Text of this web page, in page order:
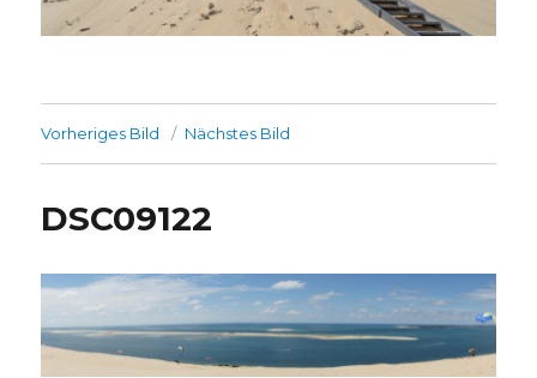
Vorheriges Bild Nächstes Bild
DSC09122